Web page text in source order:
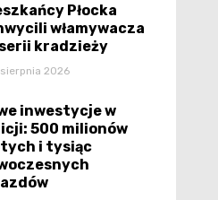
Płocka
włamywacza
kradzieży
2026
inwestycje w
500 milionów
i tysiąc